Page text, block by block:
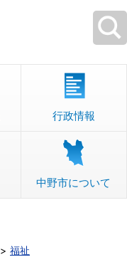
行政情報
中野市について
福祉